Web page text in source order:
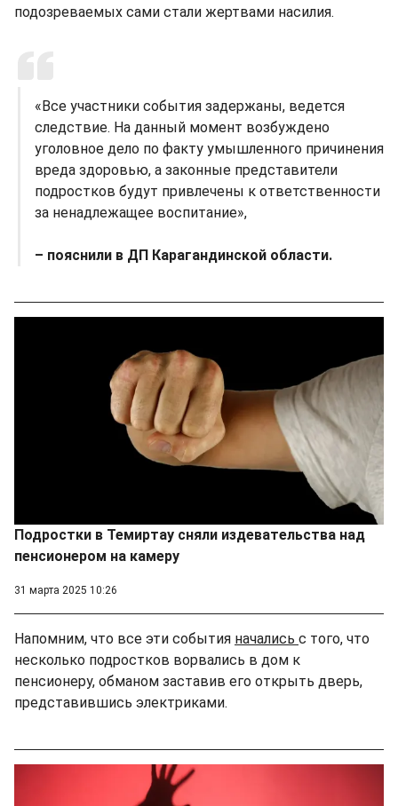
подозреваемых сами стали жертвами насилия.
«Все участники события задержаны, ведется
следствие. На данный момент возбуждено
уголовное дело по факту умышленного причинения
вреда здоровью, а законные представители
подростков будут привлечены к ответственности
за ненадлежащее воспитание»,
– пояснили в ДП Карагандинской области.
Подростки в Темиртау сняли издевательства над
пенсионером на камеру
31 марта 2025 10:26
Напомним, что все эти события начались с того, что
несколько подростков ворвались в дом к
пенсионеру, обманом заставив его открыть дверь,
представившись электриками.